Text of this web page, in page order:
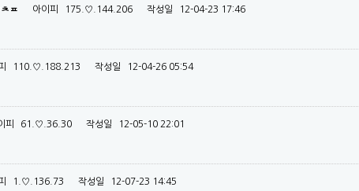
ㅍ 아이피 175.♡.144.206 작성일
12-04-23 17:46
110.♡.188.213 작성일
12-04-26 05:54
피 61.♡.36.30 작성일
12-05-10 22:01
1.♡.136.73 작성일
12-07-23 14:45